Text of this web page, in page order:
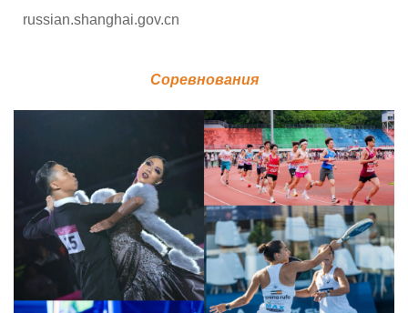
russian.shanghai.gov.cn
Соревнования